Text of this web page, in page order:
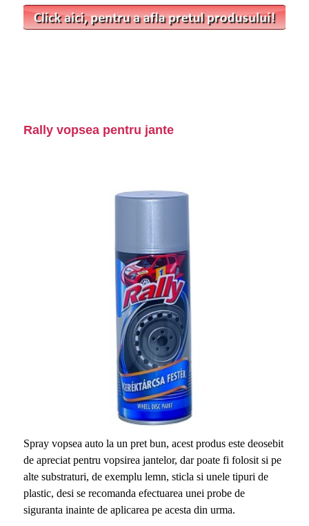
Rally vopsea pentru jante
Spray vopsea auto la un pret bun, acest produs este deosebit
de apreciat pentru vopsirea jantelor, dar poate fi folosit si pe
alte substraturi, de exemplu lemn, sticla si unele tipuri de
plastic, desi se recomanda efectuarea unei probe de
siguranta inainte de aplicarea pe acesta din urma.